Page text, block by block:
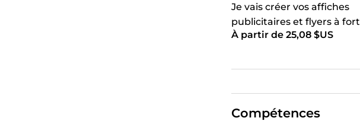
Je vais créer vos affiches
publicitaires et flyers à fort
impact visuel
À partir de 25,08 $US
Compétences